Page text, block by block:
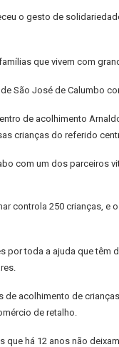
o gesto de
que vivem com
São José de Calumbo
de acolhimento
crianças do referido
com um dos parceiros
controla 250 crianças,
toda a ajuda que
acolhimento de
de retalho.
há 12 anos não